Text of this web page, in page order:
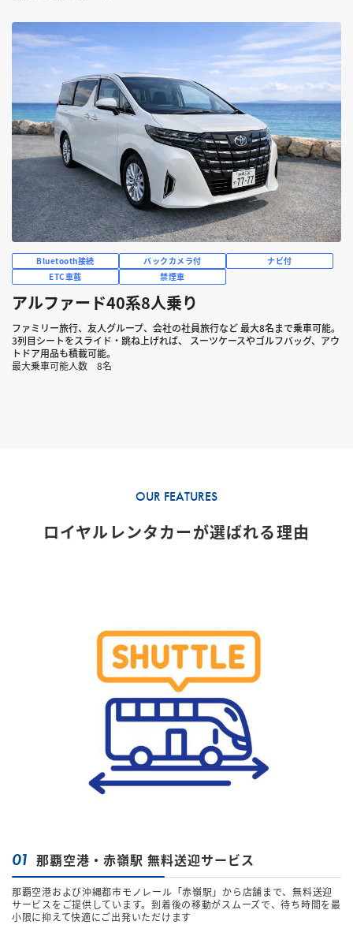
Bluetooth接続 バックカメラ付
ナビ付
ETC車載
禁煙車
アルファード40系8人乗り
ファミリー旅行、友人グループ、会社の社員旅行など 最大8名まで乗車可能。
3列目シートをスライド・跳ね上げれば、 スーツケースやゴルフバッグ、アウ
トドア用品も積載可能。
最大乗車可能人数 8名
OUR FEATURES
ロイヤルレンタカーが選ばれる理由
01 那覇空港・赤嶺駅 無料送迎サービス
那覇空港および沖縄都市モノレール「赤嶺駅」から店舗まで、無料送迎
サービスをご提供しています。到着後の移動がスムーズで、待ち時間を最
小限に抑えて快適にご出発いただけます